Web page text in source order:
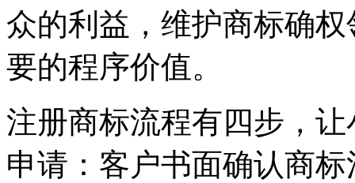
众的利益，维护商标确
要的程序价值。
注册商标流程有四步，
申请：客户书面确认商